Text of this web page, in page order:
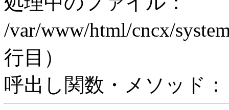
/var/www/html/cncx/
行目）
呼出し関数・メソッド：